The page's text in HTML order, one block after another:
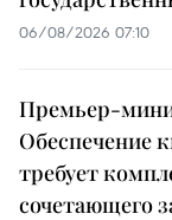
06/08/2026 07:10
Премьер-
Обеспечение
требует
сочетающего